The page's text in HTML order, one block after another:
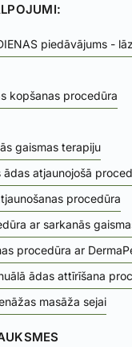
piedāvājums -
kopšanas procedūra
gaismas terapiju
ādas atjaunojošā
procedūra
ar sarkanās
procedūra ar
ādas attīrīšana
masāža sejai